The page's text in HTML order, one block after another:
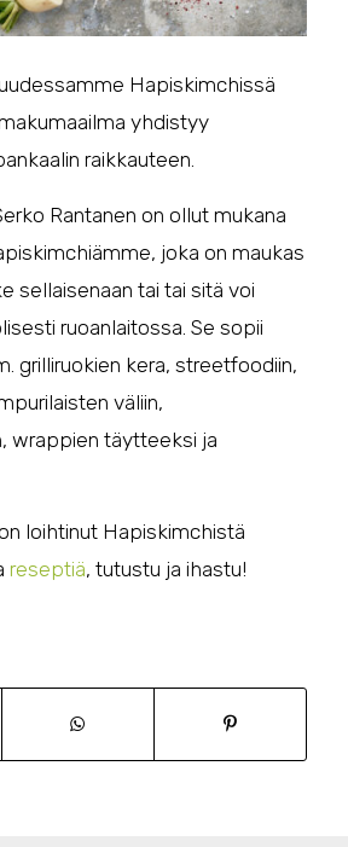
Hapiskimchissä
yhdistyy
raikkauteen.
Rantanen on ollut mukana
joka on maukas
sellaisenaan tai tai sitä voi
ruoanlaitossa. Se sopii
grilliruokien kera, streetfoodiin,
väliin,
wrappien täytteeksi ja
loihtinut Hapiskimchistä
reseptiä, tutustu ja ihastu!